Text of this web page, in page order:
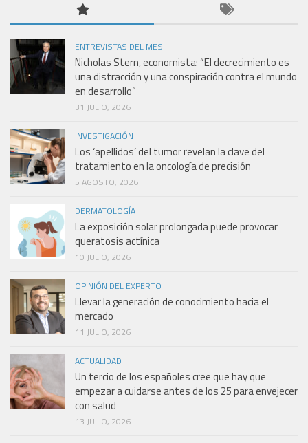
ENTREVISTAS DEL MES
Nicholas Stern, economista: “El decrecimiento es
una distracción y una conspiración contra el mundo
en desarrollo”
31 JULIO, 2026
INVESTIGACIÓN
Los ‘apellidos’ del tumor revelan la clave del
tratamiento en la oncología de precisión
5 AGOSTO, 2026
DERMATOLOGÍA
La exposición solar prolongada puede provocar
queratosis actínica
10 JULIO, 2026
OPINIÓN DEL EXPERTO
Llevar la generación de conocimiento hacia el
mercado
11 JULIO, 2026
ACTUALIDAD
Un tercio de los españoles cree que hay que
empezar a cuidarse antes de los 25 para envejecer
con salud
13 JULIO, 2026